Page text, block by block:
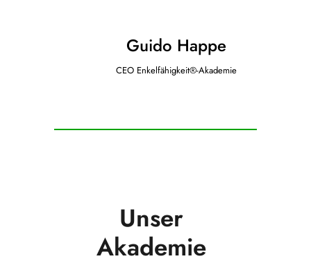
Guido Happe
CEO Enkelfähigkeit®-Akademie
Unser
Akademie